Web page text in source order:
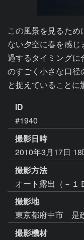
この風景を見るた
ない夕空に春を感じ
過するタイミングに
のすごく小さな口径
と捉えていることに
ID
#1940
撮影日時
2010年3月17日
撮影方法
オート露出（－１
撮影地
東京都府中市 是
撮影機材